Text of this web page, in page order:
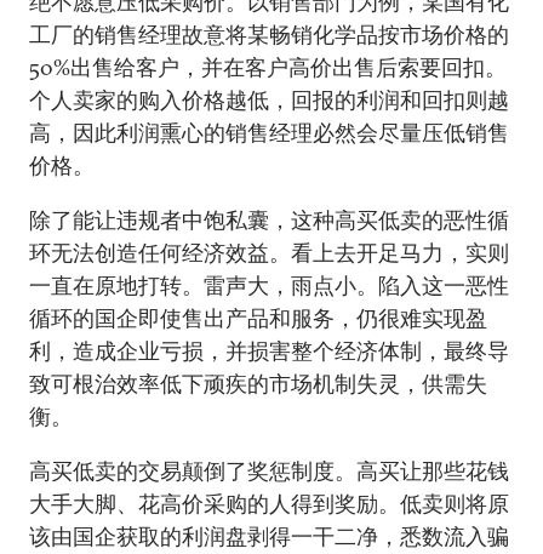
工厂的销售经理故意将某畅销化学品按市场价格的
50%出售给客户，并在客户高价出售后索要回扣。
个人卖家的购入价格越低，回报的利润和回扣则越
高，因此利润熏心的销售经理必然会尽量压低销售
价格。
除了能让违规者中饱私囊，这种高买低卖的恶性循
环无法创造任何经济效益。看上去开足马力，实则
一直在原地打转。雷声大，雨点小。陷入这一恶性
循环的国企即使售出产品和服务，仍很难实现盈
利，造成企业亏损，并损害整个经济体制，最终导
致可根治效率低下顽疾的市场机制失灵，供需失
衡。
高买低卖的交易颠倒了奖惩制度。高买让那些花钱
大手大脚、花高价采购的人得到奖励。低卖则将原
该由国企获取的利润盘剥得一干二净，悉数流入骗